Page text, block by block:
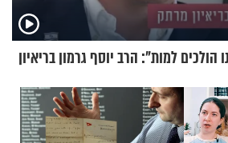
למות": הרב יוסף גרמון בריאיון